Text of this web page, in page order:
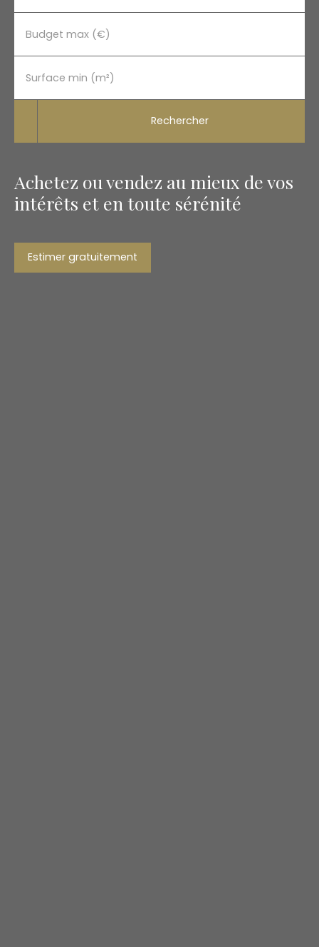
Budget max (€)
Surface min (m²)
Rechercher
Achetez ou vendez au mieux de vos
intérêts et en toute sérénité
Estimer gratuitement